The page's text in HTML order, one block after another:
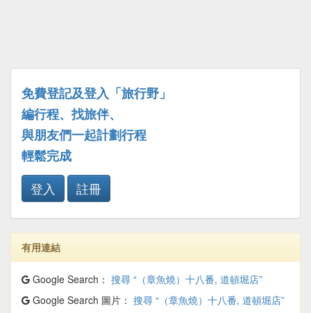
免費登記及登入「旅行野」
編行程、找旅伴、
與朋友們一起計劃行程
輕鬆完成
登入
註冊
有用連結
Google Search： 搜尋 “（章魚燒）十八番, 道頓堀店”
Google Search 圖片： 搜尋 “（章魚燒）十八番, 道頓堀店”